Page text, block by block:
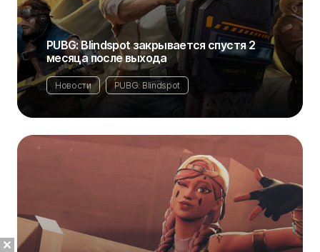
PUBG: Blindspot закрывается спустя 2
месяца после выхода
Новости PUBG: Blindspot